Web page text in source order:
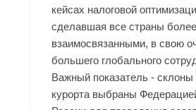
кейсах налоговой
сделавшая все страны более
взаимосвязанными, в свою
большего глобального
Важный показатель - склоны
курорта выбраны